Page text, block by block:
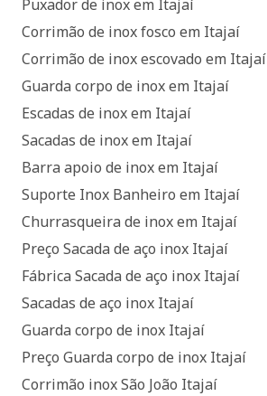
Puxador de inox em Itajaí
Corrimão de inox fosco em Itajaí
Corrimão de inox escovado em Itajaí
Guarda corpo de inox em Itajaí
Escadas de inox em Itajaí
Sacadas de inox em Itajaí
Barra apoio de inox em Itajaí
Suporte Inox Banheiro em Itajaí
Churrasqueira de inox em Itajaí
Preço Sacada de aço inox Itajaí
Fábrica Sacada de aço inox Itajaí
Sacadas de aço inox Itajaí
Guarda corpo de inox Itajaí
Preço Guarda corpo de inox Itajaí
Corrimão inox São João Itajaí